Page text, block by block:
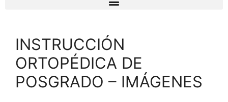
INSTRUCCIÓN
ORTOPÉDICA DE
POSGRADO – IMÁGENES